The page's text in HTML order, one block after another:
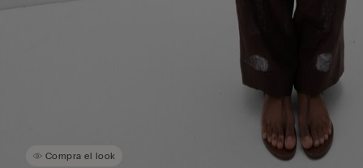
Compra el look